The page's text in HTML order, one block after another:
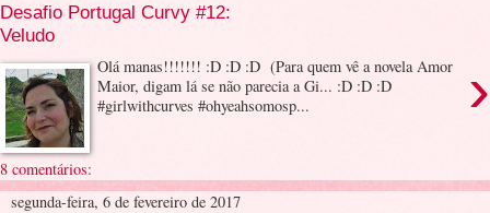
Desafio Portugal Curvy #12:
Veludo
›
Olá manas!!!!!!! :D :D :D (Para quem vê a novela Amor
Maior, digam lá se não parecia a Gi... :D :D :D
#girlwithcurves #ohyeahsomosp...
8 comentários:
segunda-feira, 6 de fevereiro de 2017